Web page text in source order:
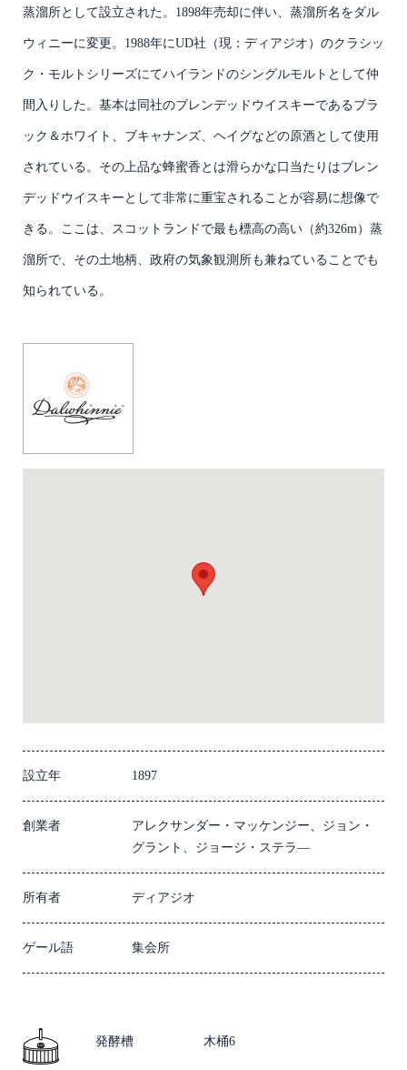
蒸溜所として設立された。1898年売却に伴い、蒸溜所名をダル
ウィニーに変更。1988年にUD社（現：ディアジオ）のクラシッ
ク・モルトシリーズにてハイランドのシングルモルトとして仲
間入りした。基本は同社のブレンデッドウイスキーであるブラ
ック＆ホワイト、ブキャナンズ、ヘイグなどの原酒として使用
されている。その上品な蜂蜜香とは滑らかな口当たりはブレン
デッドウイスキーとして非常に重宝されることが容易に想像で
きる。ここは、スコットランドで最も標高の高い（約326m）蒸
溜所で、その土地柄、政府の気象観測所も兼ねていることでも
知られている。
設立年 1897
創業者
アレクサンダー・マッケンジー、ジョン・
グラント、ジョージ・ステラ―
所有者 ディアジオ
ゲール語 集会所
発酵槽 木桶6